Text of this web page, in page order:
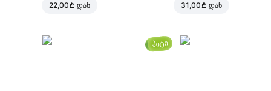
22,00 ₾ დან 31,00 ₾ დან
ჰიტი